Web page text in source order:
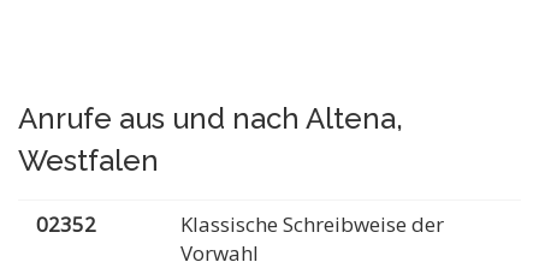
Anrufe aus und nach Altena,
Westfalen
02352
Klassische Schreibweise der
Vorwahl